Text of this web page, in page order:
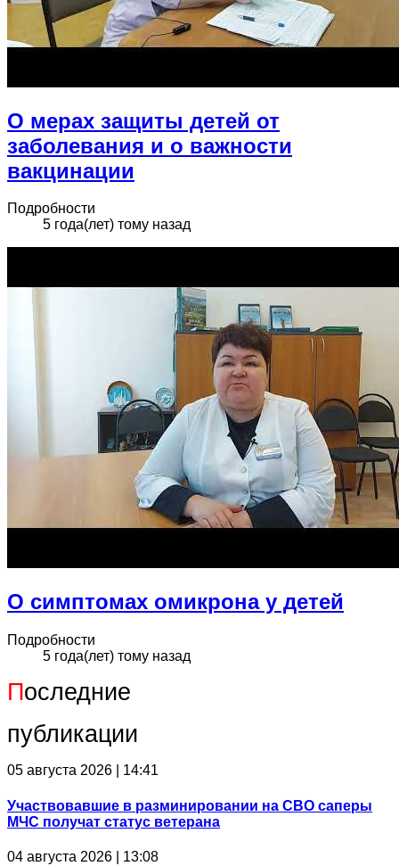
О мерах защиты детей от
заболевания и о важности
вакцинации
Подробности
5 года(лет) тому назад
О симптомах омикрона у детей
Подробности
5 года(лет) тому назад
Последние
публикации
05 августа 2026 | 14:41
Участвовавшие в разминировании на СВО саперы
МЧС получат статус ветерана
04 августа 2026 | 13:08